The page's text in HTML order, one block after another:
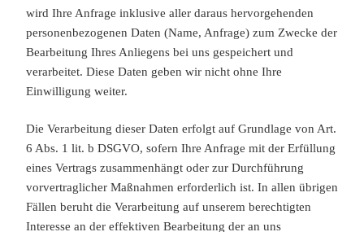
wird Ihre Anfrage inklusive aller daraus hervorgehenden
personenbezogenen Daten (Name, Anfrage) zum Zwecke der
Bearbeitung Ihres Anliegens bei uns gespeichert und
verarbeitet. Diese Daten geben wir nicht ohne Ihre
Einwilligung weiter.
Die Verarbeitung dieser Daten erfolgt auf Grundlage von Art.
6 Abs. 1 lit. b DSGVO, sofern Ihre Anfrage mit der Erfüllung
eines Vertrags zusammenhängt oder zur Durchführung
vorvertraglicher Maßnahmen erforderlich ist. In allen übrigen
Fällen beruht die Verarbeitung auf unserem berechtigten
Interesse an der effektiven Bearbeitung der an uns